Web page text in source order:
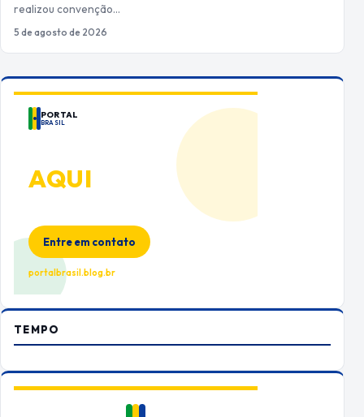
realizou convenção…
5 de agosto de 2026
PORTAL
BRASIL
AQUI
Entre em contato
portalbrasil.blog.br
TEMPO